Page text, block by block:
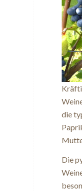
die
Die